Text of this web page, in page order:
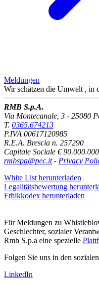
Meldungen
Wir schätzen die Umwelt , in
RMB S.p.A.
Via Montecanale, 3 - 25080
T. 0365.674213
P.IVA 00617120985
R.E.A. Brescia n. 257290
Capitale Sociale €
rmbspa@pec.it- Privacy
White List herunterladen
Legalitätsbewertung
Ethikkodex herunterladen
Für Meldungen zu
Geschlechter, sozialer
Rmb S.p.a eine spezielle
Folgen Sie uns in den
LinkedIn